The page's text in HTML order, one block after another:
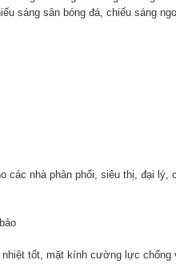
sáng sân bóng đá, chiếu sáng
nhà phân phối, siêu thị, đại lý,
tốt, mặt kính cường lực chống